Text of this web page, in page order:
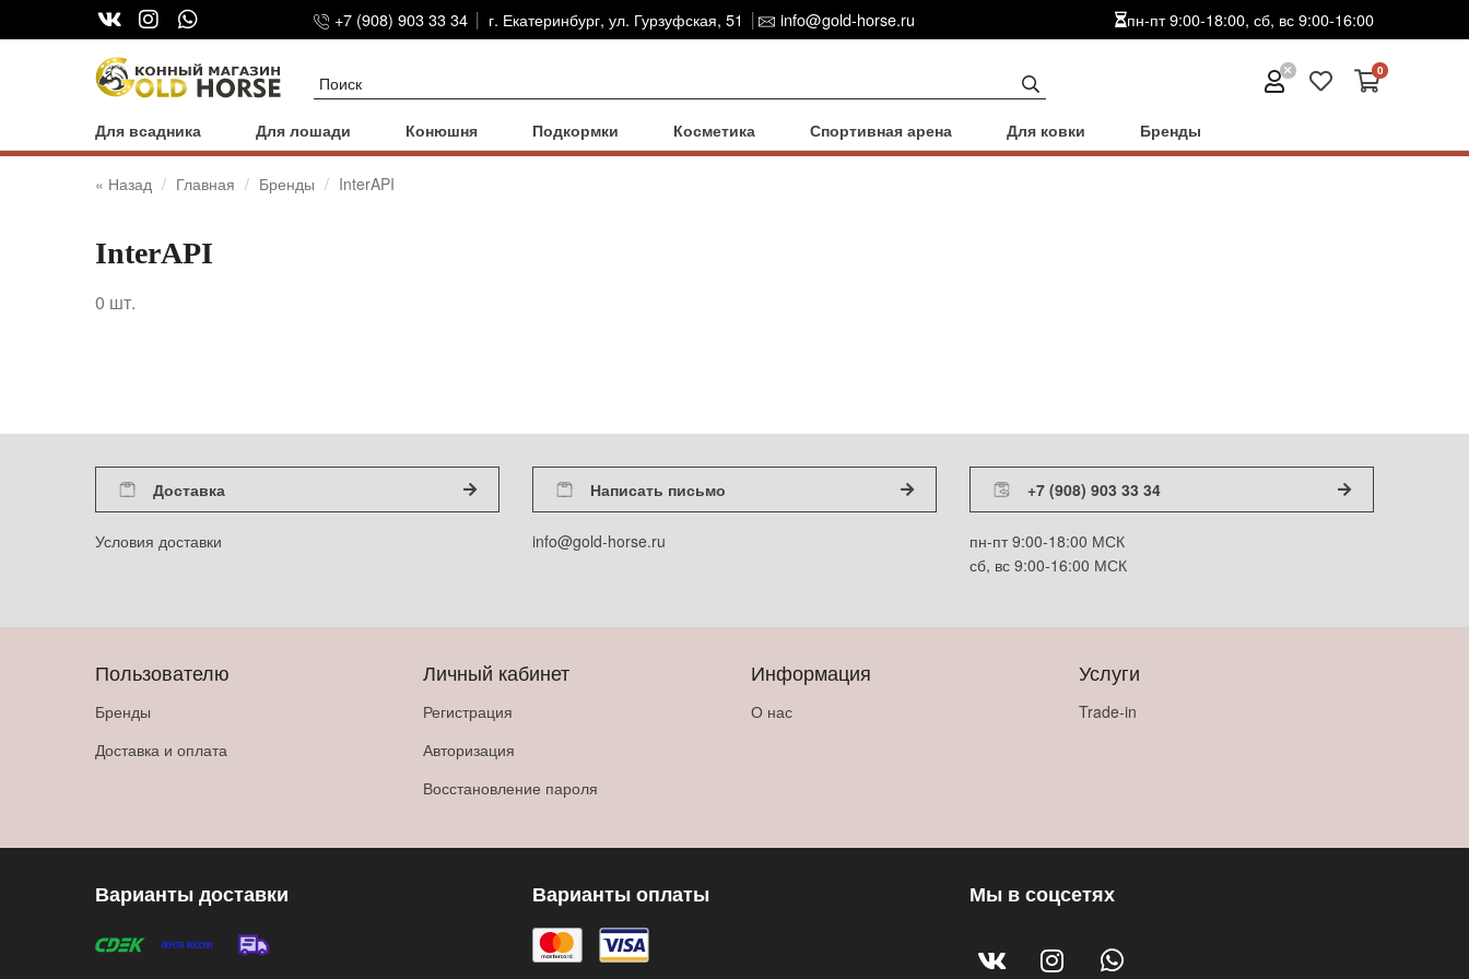
+7 (908) 903 33 34 г. Екатеринбург, ул. Гурзуфская, 51 info@gold-horse.ru пн-пт 9:00-18:00, сб, вс 9:00-16:00
0
Для всадника Для лошади Конюшня Подкормки Косметика Спортивная арена Для ковки Бренды
« Назад Главная Бренды InterAPI
InterAPI
0 шт.
Доставка
Условия доставки
Написать письмо
info@gold-horse.ru
+7 (908) 903 33 34
пн-пт 9:00-18:00 МСК
сб, вс 9:00-16:00 МСК
Пользователю
Бренды
Доставка и оплата
Личный кабинет
Регистрация
Авторизация
Восстановление пароля
Информация
О нас
Услуги
Trade-in
Варианты доставки Варианты оплаты Мы в соцсетях